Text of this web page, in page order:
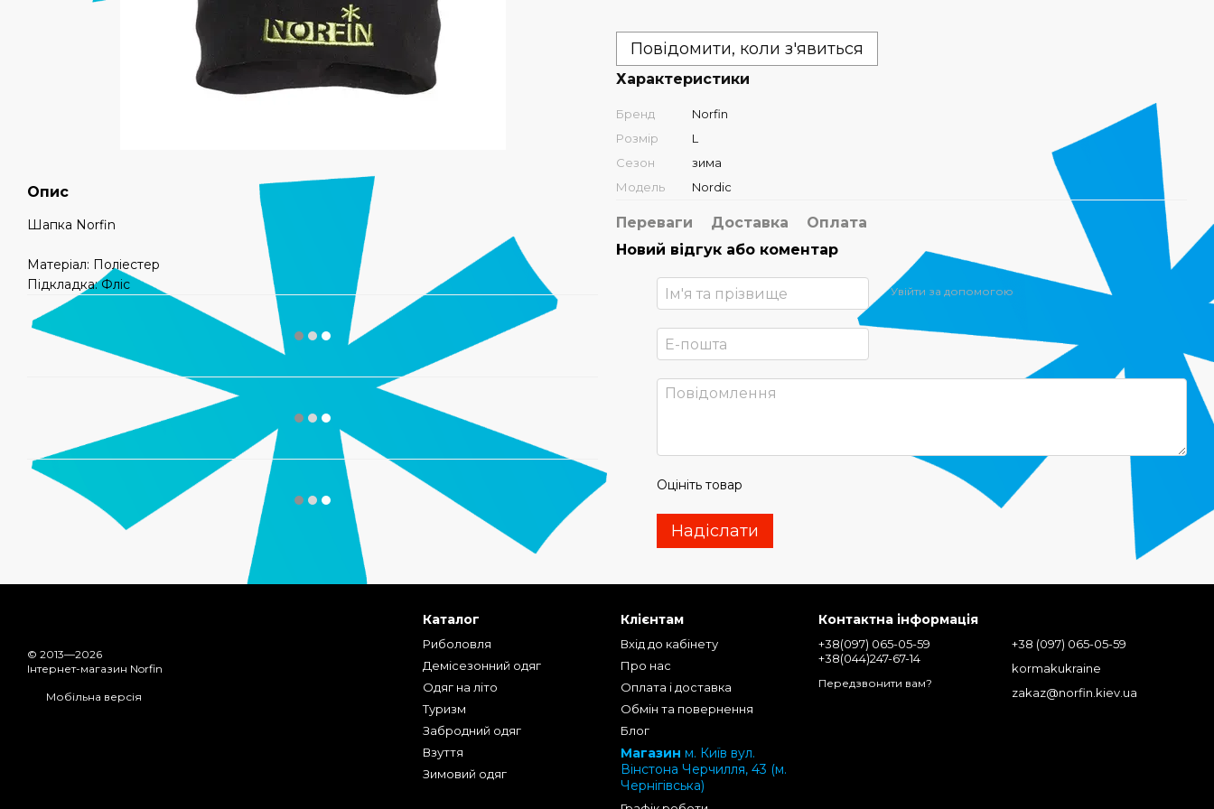
Опис
Шапка Norfin
Матеріал: Поліестер
Підкладка: Фліс
Повідомити, коли з'явиться
Характеристики
Бренд
Norfin
Розмір
L
Сезон
зима
Модель
Nordic
Переваги Доставка
Оплата
Новий відгук або коментар
Увійти за допомогою
Оцініть товар
Надіслати
© 2013—2026
Інтернет-магазин Norfin
Мобільна версія
Каталог
Риболовля
Демісезонний одяг
Одяг на літо
Туризм
Забродний одяг
Взуття
Зимовий одяг
Клієнтам
Вхід до кабінету
Про нас
Оплата і доставка
Обмін та повернення
Блог
Магазин м. Київ вул.
Вінстона Черчилля, 43 (м.
Чернігівська)
Контактна інформація
+38(097) 065-05-59
+38(044)247-67-14
Передзвонити вам?
+38 (097) 065-05-59
kormakukraine
zakaz@norfin.kiev.ua